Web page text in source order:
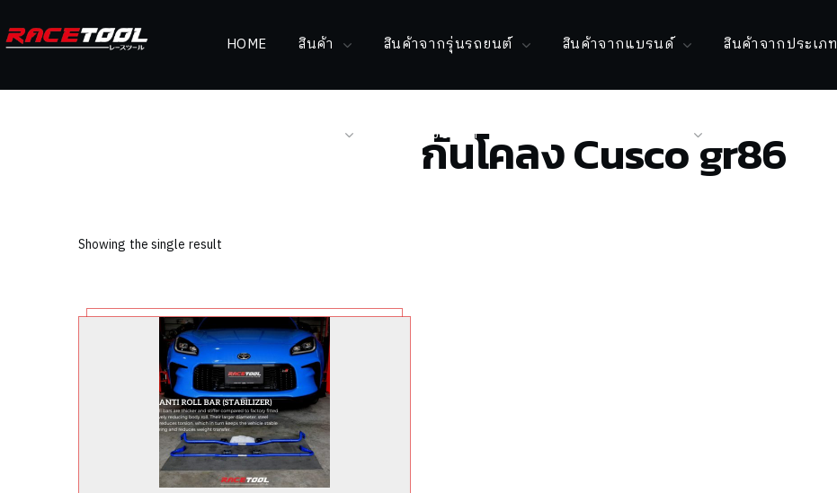
HOME สินค้า สินค้าจากรุ่นรถยนต์ สินค้าจากแบรนด์ สินค้าจากประเภท
ผลงานของเรา
กันโคลง Cusco gr86
Showing the single result